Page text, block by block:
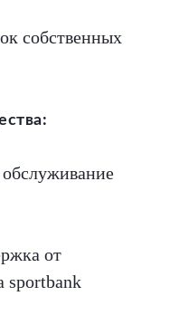
собственных
от
sportbank